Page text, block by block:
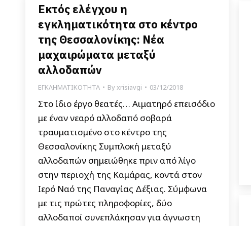
Εκτός ελέγχου η
εγκληματικότητα στο κέντρο
της Θεσσαλονίκης: Νέα
μαχαιρώματα μεταξύ
αλλοδαπών
ΕΓΚΛΗΜΑΤΙΚΟΤΗΤΑ Byxrisiavgi 03/12/2018
Στο ίδιο έργο θεατές… Αιματηρό επεισόδιο
με έναν νεαρό αλλοδαπό σοβαρά
τραυματισμένο στο κέντρο της
Θεσσαλονίκης Συμπλοκή μεταξύ
αλλοδαπών σημειώθηκε πριν από λίγο
στην περιοχή της Καμάρας, κοντά στον
Ιερό Ναό της Παναγίας Δέξιας. Σύμφωνα
με τις πρώτες πληροφορίες, δύο
αλλοδαποί συνεπλάκησαν για άγνωστη